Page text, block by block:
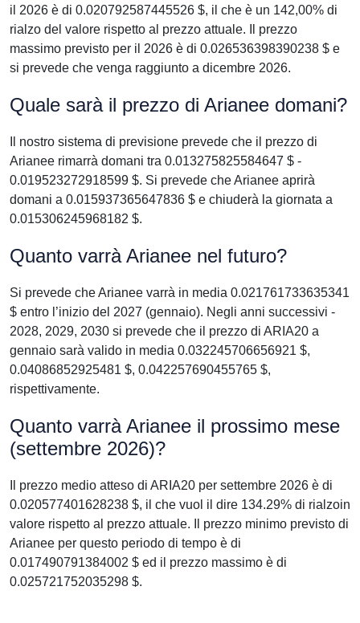
il 2026 è di 0.020792587445526 $, il che è un 142,00% di
rialzo del valore rispetto al prezzo attuale. Il prezzo
massimo previsto per il 2026 è di 0.026536398390238 $ e
si prevede che venga raggiunto a dicembre 2026.
Quale sarà il prezzo di Arianee domani?
Il nostro sistema di previsione prevede che il prezzo di
Arianee rimarrà domani tra 0.013275825584647 $ -
0.019523272918599 $. Si prevede che Arianee aprirà
domani a 0.015937365647836 $ e chiuderà la giornata a
0.015306245968182 $.
Quanto varrà Arianee nel futuro?
Si prevede che Arianee varrà in media 0.021761733635341
$ entro l’inizio del 2027 (gennaio). Negli anni successivi -
2028, 2029, 2030 si prevede che il prezzo di ARIA20 a
gennaio sarà valido in media 0.032245706656921 $,
0.04086852925481 $, 0.042257690455765 $,
rispettivamente.
Quanto varrà Arianee il prossimo mese
(settembre 2026)?
Il prezzo medio atteso di ARIA20 per settembre 2026 è di
0.020577401628238 $, il che vuol il dire 134.29% di rialzoin
valore rispetto al prezzo attuale. Il prezzo minimo previsto di
Arianee per questo periodo di tempo è di
0.017490791384002 $ ed il prezzo massimo è di
0.025721752035298 $.